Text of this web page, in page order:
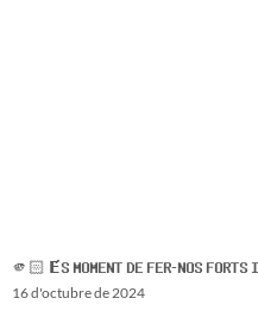
🫵🏻 𝗘́𝗦 𝗠𝗢𝗠𝗘𝗡𝗧 𝗗𝗘 𝗙𝗘𝗥-𝗡𝗢𝗦 𝗙𝗢𝗥𝗧𝗦
16 d'octubre de 2024